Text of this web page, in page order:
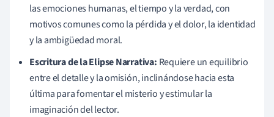
las emociones humanas, el tiempo y la verdad, con
motivos comunes como la pérdida y el dolor, la identidad
y la ambigüedad moral.
Escritura de la Elipse Narrativa: Requiere un equilibrio
entre el detalle y la omisión, inclinándose hacia esta
última para fomentar el misterio y estimular la
imaginación del lector.